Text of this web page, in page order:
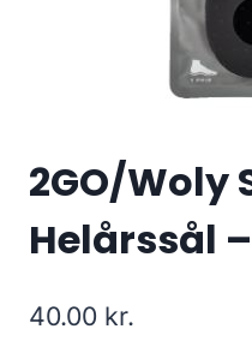
2GO/Woly
Helårssål
40.00 kr.